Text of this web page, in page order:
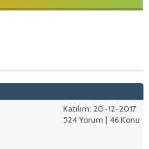
Katılım: 20-12-2017
524 Yorum | 46 Konu